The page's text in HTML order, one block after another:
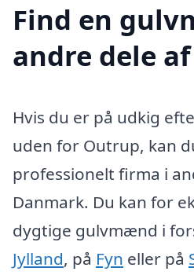
Find en
andre dele
Hvis du er på udkig
uden for Outrup, kan
professionelt firma i
Danmark. Du kan for
dygtige gulvmænd i
Jylland, på Fyn eller på